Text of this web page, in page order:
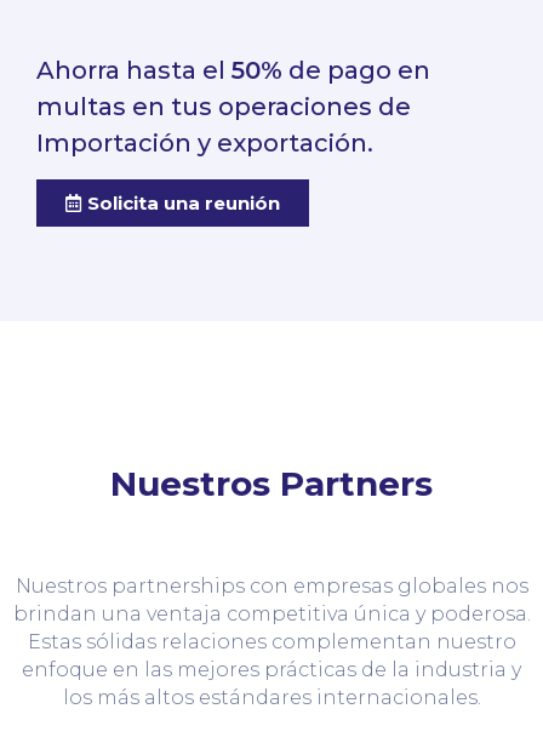
Ahorra hasta el 50% de pago en
multas en tus operaciones de
Importación y exportación.
Solicita una reunión
Nuestros Partners
Nuestros partnerships con empresas globales nos
brindan una ventaja competitiva única y poderosa.
Estas sólidas relaciones complementan nuestro
enfoque en las mejores prácticas de la industria y
los más altos estándares internacionales.